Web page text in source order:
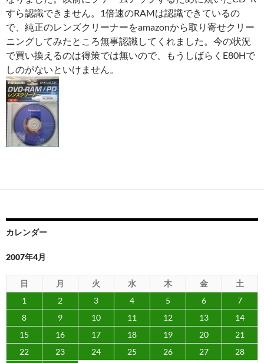
すら認識できません。1倍速のRAMは認識できているの
で、純正のレンズクリーナーをamazonから取り寄せクリー
ニングしてみたところ無事認識してくれました。今の状況
で買い換えるのは得策では無いので、もうしばらくE80Hで
しのがないといけません。
カレンダー
2007年4月
日 月 火 水 木 金
土
1
2 3 4 5 6
7
8
9 10 11 12 13
14
15
16 17 18 19 20
21
22
23 24 25 26 27
28